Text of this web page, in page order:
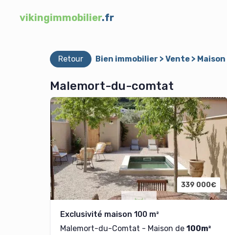
vikingimmobilier.fr
Retour Bien immobilier > Vente > Maison
Malemort-du-comtat
339 000€
Exclusivité maison 100 m²
Malemort-du-Comtat - Maison de 100m²